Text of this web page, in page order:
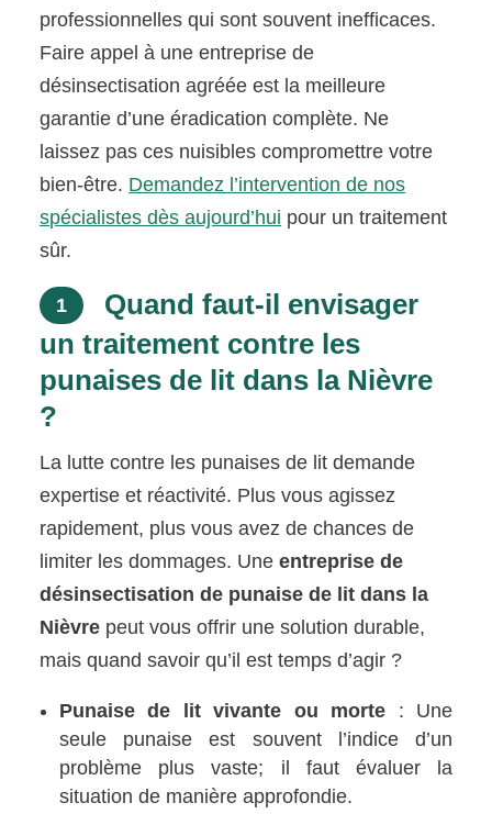
professionnelles qui sont souvent inefficaces.
Faire appel à une entreprise de
désinsectisation agréée est la meilleure
garantie d’une éradication complète. Ne
laissez pas ces nuisibles compromettre votre
bien-être. Demandez l’intervention de nos
spécialistes dès aujourd’hui pour un traitement
sûr.
1
Quand faut-il envisager
un traitement contre les
punaises de lit dans la Nièvre
?
La lutte contre les punaises de lit demande
expertise et réactivité. Plus vous agissez
rapidement, plus vous avez de chances de
limiter les dommages. Uneentreprise de
désinsectisation de punaise de lit dans la
Nièvre peut vous offrir une solution durable,
mais quand savoir qu’il est temps d’agir ?
Punaise de lit vivante ou morte : Une
seule punaise est souvent l’indice d’un
problème plus vaste; il faut évaluer la
situation de manière approfondie.